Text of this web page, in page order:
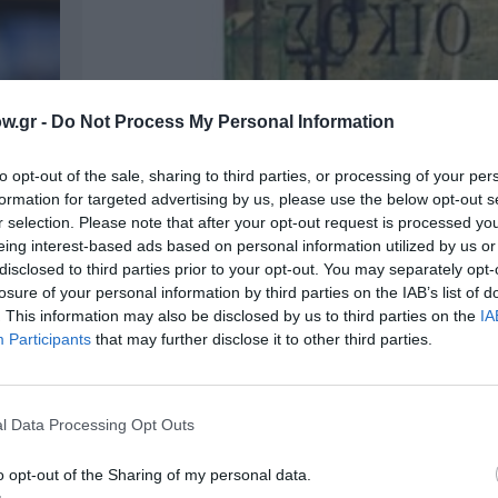
- Do Not Process My Personal Information
opt-out of the sale, sharing to third parties, or processing of your
for targeted advertising by us, please use the below opt-out
selection. Please note that after your opt-out request is processed
interest-based ads based on personal information utilized by us
to third parties prior to your opt-out. You may separately
of your personal information by third parties on the IAB’s list of
This information may also be disclosed by us to third parties on the
Participants that may further disclose it to other third parties.
Data Processing Opt Outs
opt-out of the Sharing of my personal data.
ΒΙΒΛΙΟ / ΝΕΑ
Εκδόσεις της Εστίας: Πρόγραμμα
εκδόσεων
Οι Εκδόσεις της Εστίας ανακοινώνουν το